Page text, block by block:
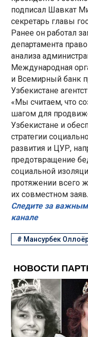
подписал Шавкат
секретарь главы
Ранее он работал
департамента
анализа
Международная
и Всемирный банк
Узбекистане
«Мы считаем, что
шагом для
Узбекистане и
стратегии
развития и ЦУР,
предотвращение
социальной
протяжении всего
их совместном
Следите за
канале
# Мансурбек